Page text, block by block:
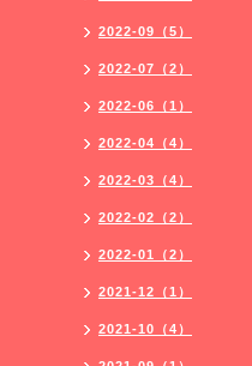
2022-09（5）
2022-07（2）
2022-06（1）
2022-04（4）
2022-03（4）
2022-02（2）
2022-01（2）
2021-12（1）
2021-10（4）